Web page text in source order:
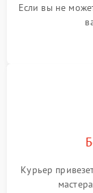
Если вы не
Курьер